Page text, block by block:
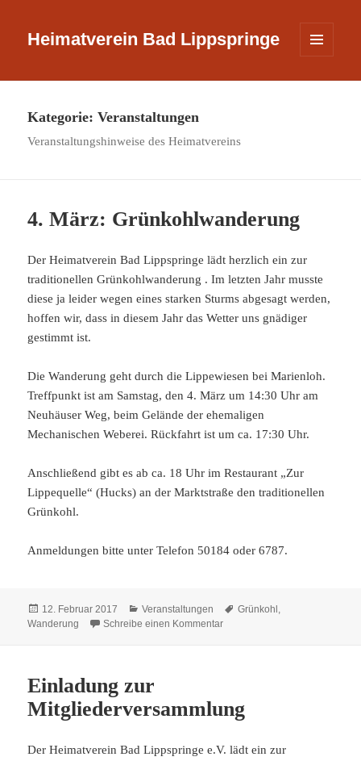
Heimatverein Bad Lippspringe
WIDGETS
Kategorie:Veranstaltungen
Veranstaltungshinweise des Heimatvereins
4. März: Grünkohlwanderung
Der Heimatverein Bad Lippspringe lädt herzlich ein zur
traditionellen Grünkohlwanderung . Im letzten Jahr musste
diese ja leider wegen eines starken Sturms abgesagt werden,
hoffen wir, dass in diesem Jahr das Wetter uns gnädiger
gestimmt ist.
Die Wanderung geht durch die Lippewiesen bei Marienloh.
Treffpunkt ist am Samstag, den 4. März um 14:30 Uhr am
Neuhäuser Weg, beim Gelände der ehemaligen
Mechanischen Weberei. Rückfahrt ist um ca. 17:30 Uhr.
Anschließend gibt es ab ca. 18 Uhr im Restaurant „Zur
Lippequelle“ (Hucks) an der Marktstraße den traditionellen
Grünkohl.
Anmeldungen bitte unter Telefon 50184 oder 6787.
Veröffentlicht
am
12. Februar 2017 Kategorien
Veranstaltungen Schlagwörter
Grünkohl ,
Wanderung
Schreibe einen Kommentarzu 4. März:
Einladung zur
Mitgliederversammlung
Der Heimatverein Bad Lippspringe e.V. lädt ein zur